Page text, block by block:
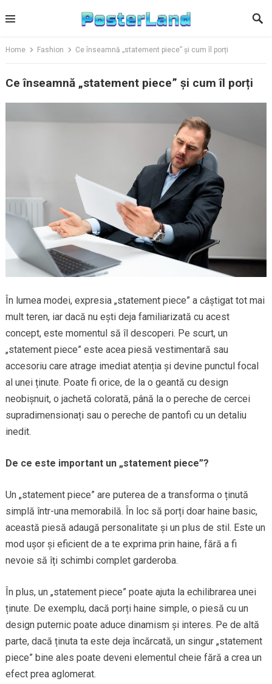
to
Home Fashion Ce înseamnă „statement piece” și cum îl porți
Ce înseamnă „statement piece” și cum îl porți
În lumea modei, expresia „statement piece” a câștigat tot mai
mult teren, iar dacă nu ești deja familiarizată cu acest
concept, este momentul să îl descoperi. Pe scurt, un
„statement piece” este acea piesă vestimentară sau
accesoriu care atrage imediat atenția și devine punctul focal
al unei ținute. Poate fi orice, de la o geantă cu design
neobișnuit, o jachetă colorată, până la o pereche de cercei
supradimensionați sau o pereche de pantofi cu un detaliu
inedit.
De ce este important un „statement piece”?
Un „statement piece” are puterea de a transforma o ținută
simplă într-una memorabilă. În loc să porți doar haine basic,
această piesă adaugă personalitate și un plus de stil. Este un
mod ușor și eficient de a te exprima prin haine, fără a fi
nevoie să îți schimbi complet garderoba.
În plus, un „statement piece” poate ajuta la echilibrarea unei
ținute. De exemplu, dacă porți haine simple, o piesă cu un
design puternic poate aduce dinamism și interes. Pe de altă
parte, dacă ținuta ta este deja încărcată, un singur „statement
piece” bine ales poate deveni elementul cheie fără a crea un
efect prea aglomerat.